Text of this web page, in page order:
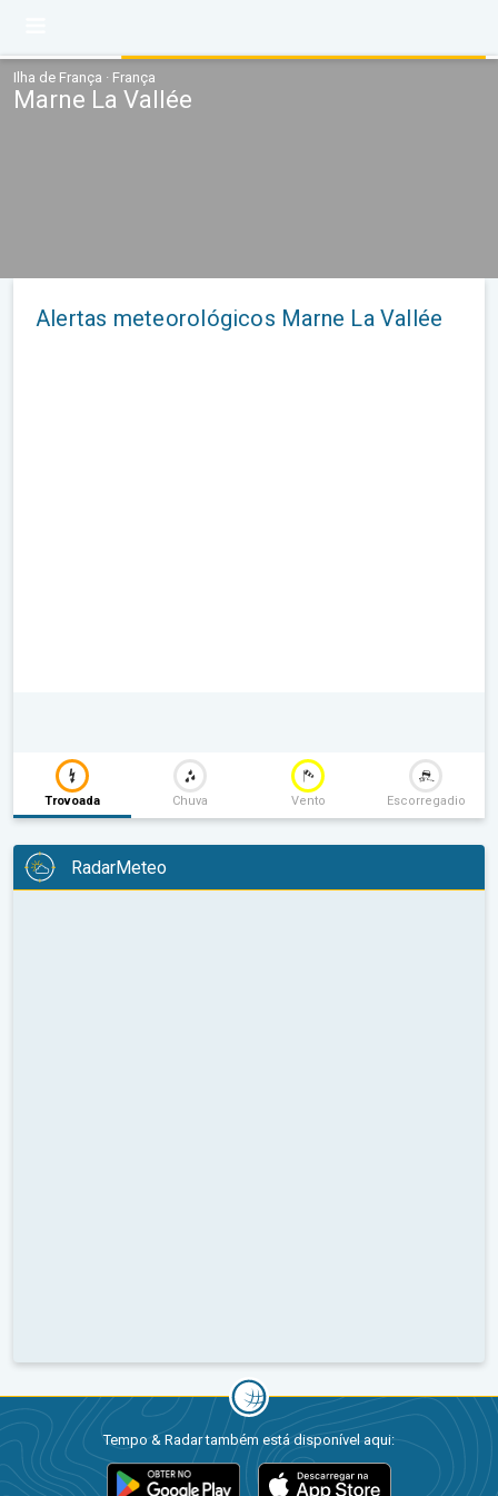
Ilha de França · França
Marne La Vallée
Alertas meteorológicos Marne La Vallée
Trovoada Chuva Vento Escorregadio
RadarMeteo
Tempo & Radar também está disponível aqui: